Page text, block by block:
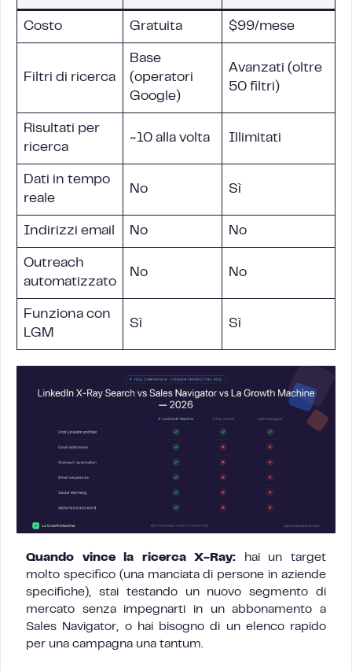
Costo Gratuita $99/mese
Filtri di ricerca
Base
(operatori
Google)
Avanzati (oltre
50 filtri)
Risultati per
ricerca
~10 alla volta Illimitati
Dati in tempo
reale
No Sì
Indirizzi email No No
Outreach
automatizzato
No No
Funziona con
LGM
Sì Sì
Quando vince la ricerca X-Ray: hai un target
molto specifico (una manciata di persone in aziende
specifiche), stai testando un nuovo segmento di
mercato senza impegnarti in un abbonamento a
Sales Navigator, o hai bisogno di un elenco rapido
per una campagna una tantum.